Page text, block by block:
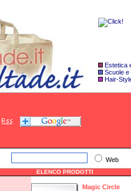
Estetica
Scuole e
Hair-
Web
ELENCO PRODOTTI
Magic Circle